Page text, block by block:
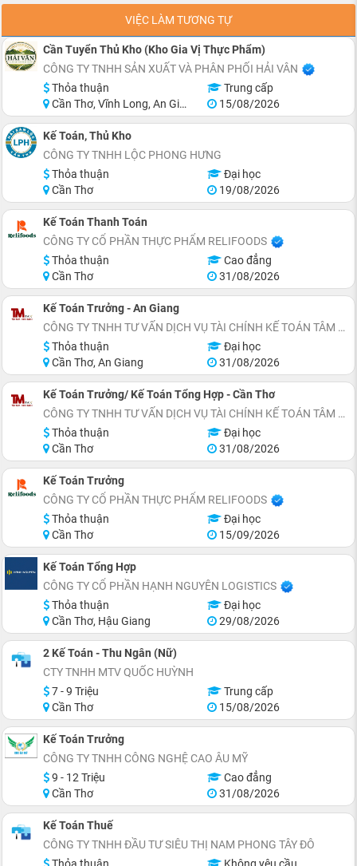
VIỆC LÀM TƯƠNG TỰ
Cần Tuyển Thủ Kho (Kho Gia Vị Thực Phẩm)
CÔNG TY TNHH SẢN XUẤT VÀ PHÂN PHỐI HẢI VÂN
Thỏa thuận
Trung cấp
Cần Thơ, Vĩnh Long, An Giang, Kiên Giang, Đồng Tháp, Hậu Giang
15/08/2026
Kế Toán, Thủ Kho
CÔNG TY TNHH LỘC PHONG HƯNG
Thỏa thuận
Đại học
Cần Thơ
19/08/2026
Kế Toán Thanh Toán
CÔNG TY CỔ PHẦN THỰC PHẨM RELIFOODS
Thỏa thuận
Cao đẳng
Cần Thơ
31/08/2026
Kế Toán Trưởng - An Giang
CÔNG TY TNHH TƯ VẤN DỊCH VỤ TÀI CHÍNH KẾ TOÁN TÂM MINH
Thỏa thuận
Đại học
Cần Thơ, An Giang
31/08/2026
Kế Toán Trưởng/ Kế Toán Tổng Hợp - Cần Thơ
CÔNG TY TNHH TƯ VẤN DỊCH VỤ TÀI CHÍNH KẾ TOÁN TÂM MINH
Thỏa thuận
Đại học
Cần Thơ
31/08/2026
Kế Toán Trưởng
CÔNG TY CỔ PHẦN THỰC PHẨM RELIFOODS
Thỏa thuận
Đại học
Cần Thơ
15/09/2026
Kế Toán Tổng Hợp
CÔNG TY CỔ PHẦN HẠNH NGUYÊN LOGISTICS
Thỏa thuận
Đại học
Cần Thơ, Hậu Giang
29/08/2026
2 Kế Toán - Thu Ngân (Nữ)
CTY TNHH MTV QUỐC HUỲNH
7 - 9 Triệu
Trung cấp
Cần Thơ
15/08/2026
Kế Toán Trưởng
CÔNG TY TNHH CÔNG NGHỆ CAO ÂU MỸ
9 - 12 Triệu
Cao đẳng
Cần Thơ
31/08/2026
Kế Toán Thuế
CÔNG TY TNHH ĐẦU TƯ SIÊU THỊ NAM PHONG TÂY ĐÔ
Thỏa thuận
Không yêu cầu